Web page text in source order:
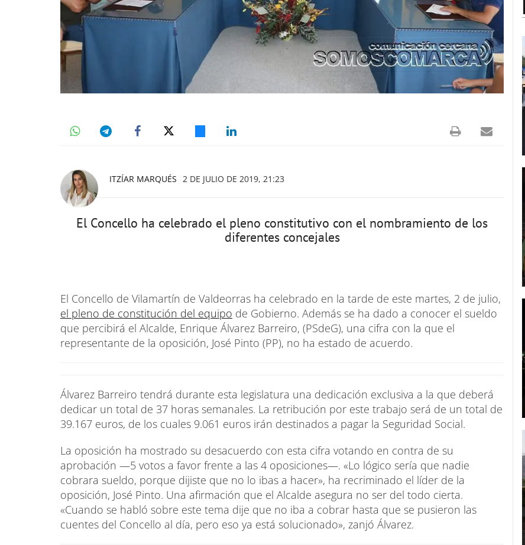
ITZÍAR MARQUÉS 2 DE JULIO DE 2019, 21:23
El Concello ha celebrado el pleno constitutivo con el nombramiento de los
diferentes concejales
El Concello de Vilamartín de Valdeorras ha celebrado en la tarde de este martes, 2 de julio,
el pleno de constitución del equipo de Gobierno. Además se ha dado a conocer el sueldo
que percibirá el Alcalde, Enrique Álvarez Barreiro, (PSdeG), una cifra con la que el
representante de la oposición, José Pinto (PP), no ha estado de acuerdo.
Álvarez Barreiro tendrá durante esta legislatura una dedicación exclusiva a la que deberá
dedicar un total de 37 horas semanales. La retribución por este trabajo será de un total de
39.167 euros, de los cuales 9.061 euros irán destinados a pagar la Seguridad Social.
La oposición ha mostrado su desacuerdo con esta cifra votando en contra de su
aprobación —5 votos a favor frente a las 4 oposiciones—. «Lo lógico sería que nadie
cobrara sueldo, porque dijiste que no lo ibas a hacer», ha recriminado el líder de la
oposición, José Pinto. Una afirmación que el Alcalde asegura no ser del todo cierta.
«Cuando se habló sobre este tema dije que no iba a cobrar hasta que se pusieron las
cuentes del Concello al día, pero eso ya está solucionado», zanjó Álvarez.